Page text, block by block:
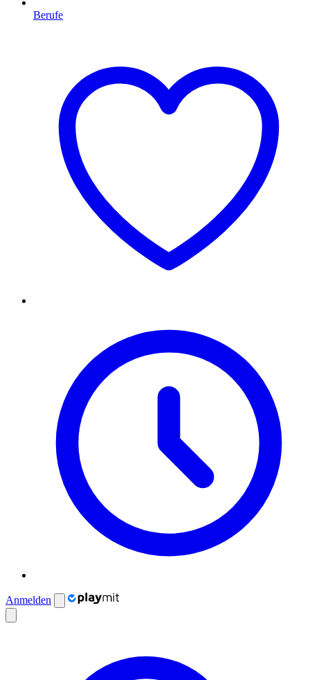
Berufe
Anmelden